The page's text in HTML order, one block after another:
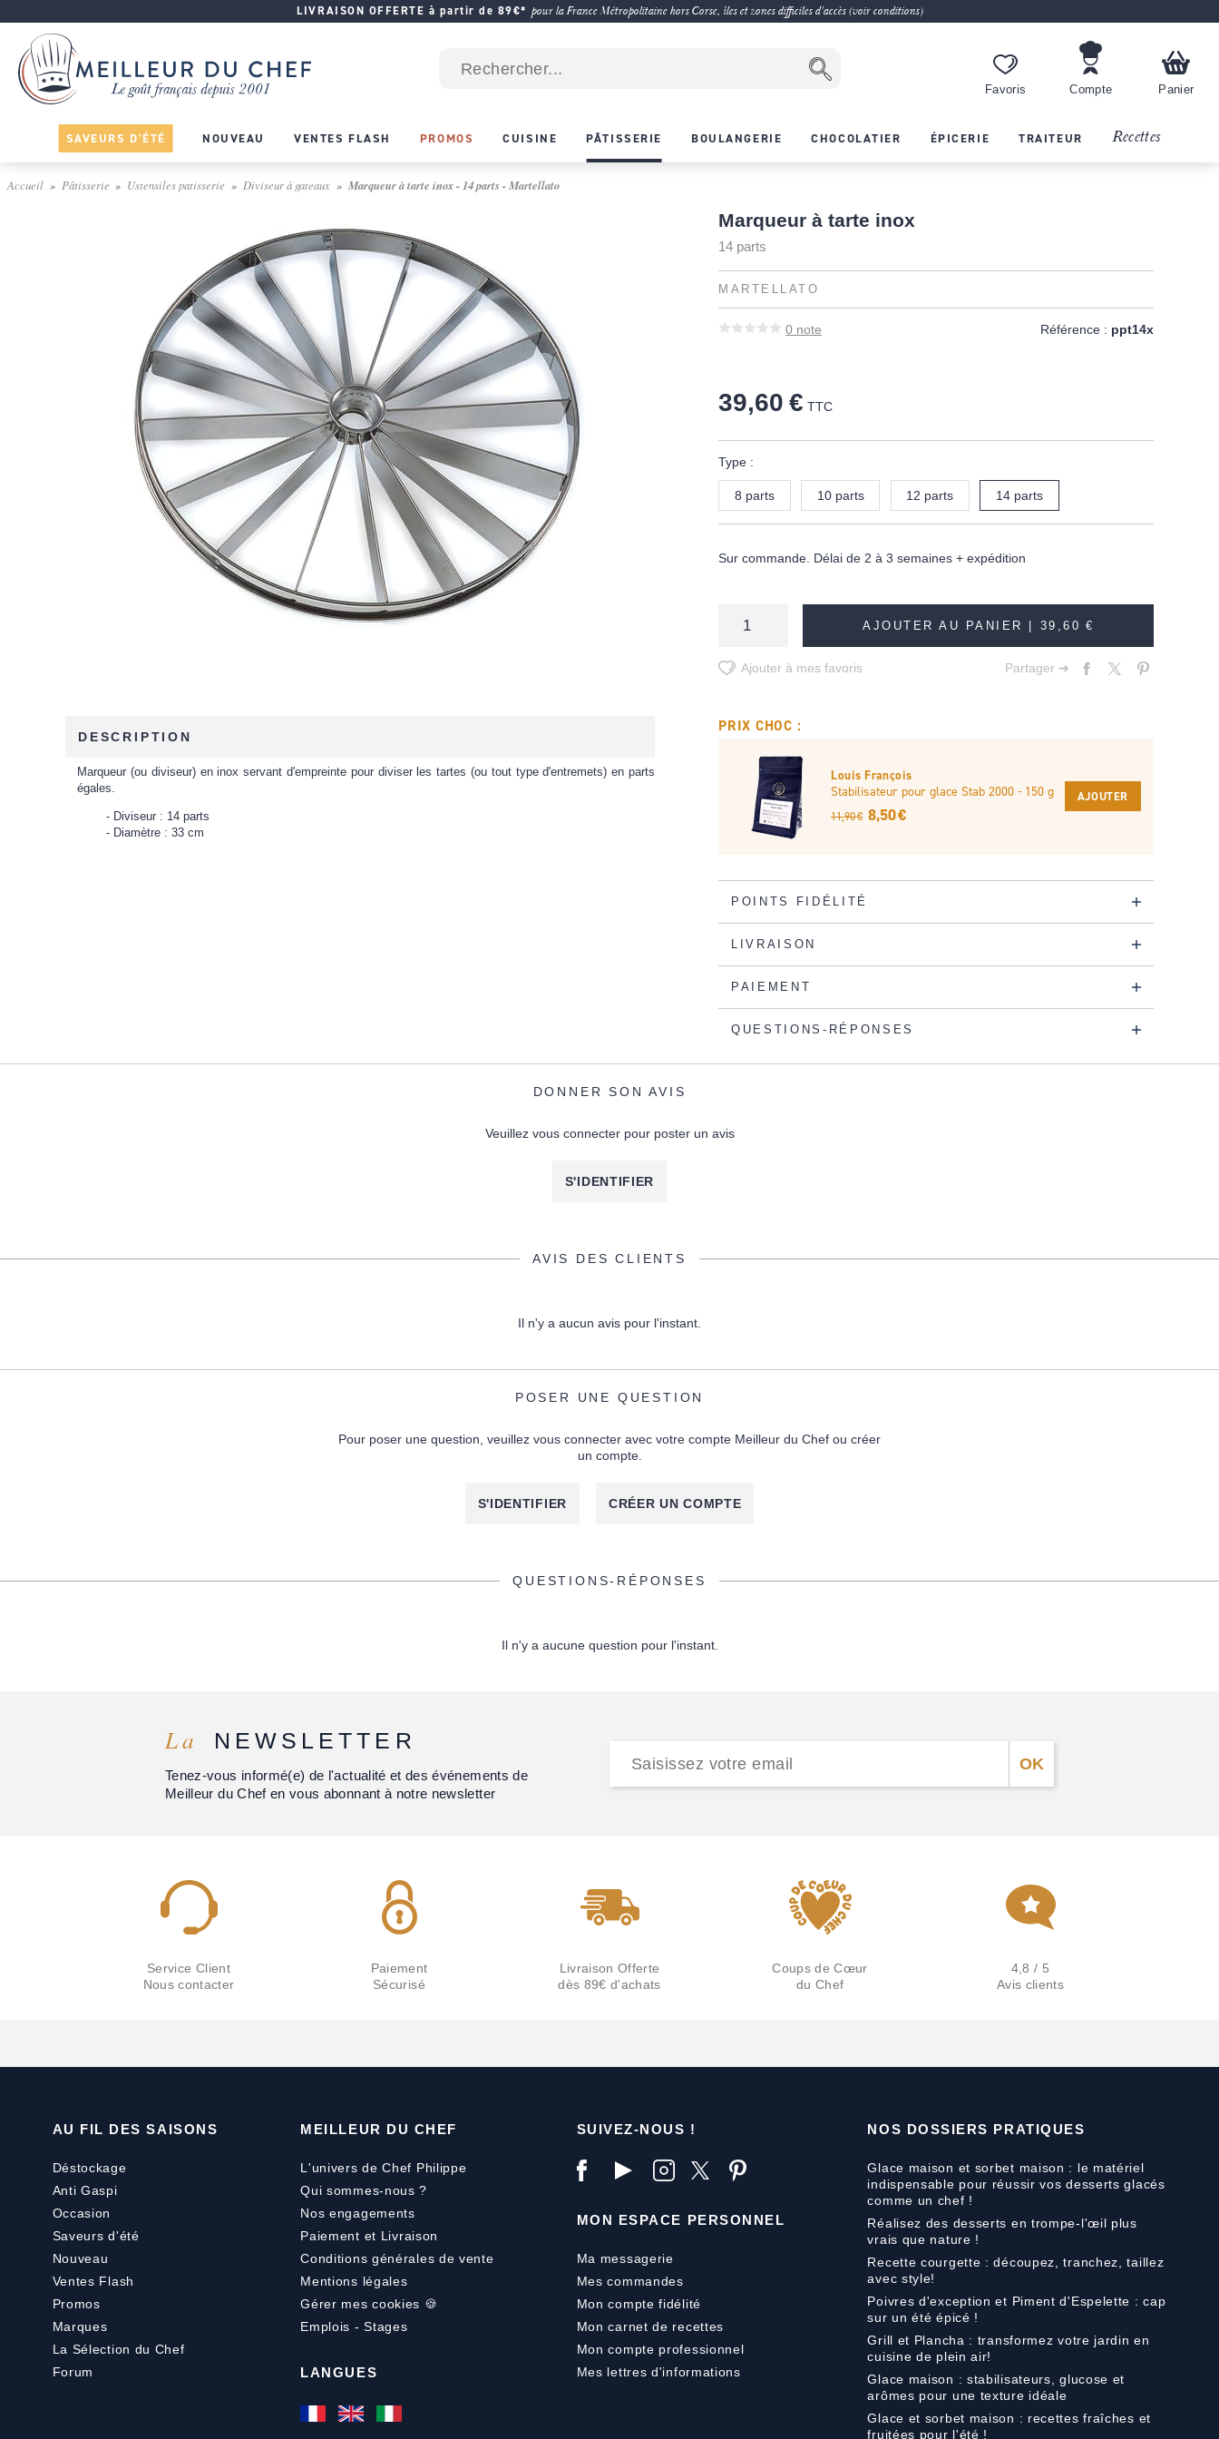
LIVRAISON OFFERTE à partir de 89€* pour la France Métropolitaine hors Corse, îles et zones difficiles d'accès (voir conditions)
Favoris Compte Panier
SAVEURS D'ÉTÉ NOUVEAU VENTES FLASH PROMOS CUISINE PÂTISSERIE BOULANGERIE CHOCOLATIER ÉPICERIE TRAITEUR Recettes
Accueil Pâtisserie Ustensiles patisserie Diviseur à gateaux Marqueur à tarte inox - 14 parts - Martellato
Marqueur à tarte inox
14 parts
MARTELLATO
0 note Référence : ppt14x
39,60 € TTC
Type :
8 parts 10 parts 12 parts 14 parts
Sur commande. Délai de 2 à 3 semaines + expédition
AJOUTER AU PANIER | 39,60 €
Ajouter à mes favoris Partager ➔
DESCRIPTION
Marqueur (ou diviseur) en inox servant d'empreinte pour diviser les tartes (ou tout type d'entremets) en parts
égales.
Diviseur : 14 parts
Diamètre : 33 cm
PRIX CHOC :
Louis François
Stabilisateur pour glace Stab 2000 - 150 g
11,90 € 8,50 €
AJOUTER
POINTS FIDÉLITÉ
LIVRAISON
PAIEMENT
QUESTIONS-RÉPONSES
DONNER SON AVIS
Veuillez vous connecter pour poster un avis
S'IDENTIFIER
AVIS DES CLIENTS
Il n'y a aucun avis pour l'instant.
POSER UNE QUESTION
Pour poser une question, veuillez vous connecter avec votre compte Meilleur du Chef ou créer
un compte.
S'IDENTIFIER CRÉER UN COMPTE
QUESTIONS-RÉPONSES
Il n'y a aucune question pour l'instant.
La NEWSLETTER
Tenez-vous informé(e) de l'actualité et des événements de
Meilleur du Chef en vous abonnant à notre newsletter
Service Client
Nous contacter
Paiement
Sécurisé
Livraison Offerte
dès 89€ d'achats
Coups de Cœur
du Chef
4,8 / 5
Avis clients
AU FIL DES SAISONS
Déstockage
Anti Gaspi
Occasion
Saveurs d'été
Nouveau
Ventes Flash
Promos
Marques
La Sélection du Chef
Forum
MEILLEUR DU CHEF
L'univers de Chef Philippe
Qui sommes-nous ?
Nos engagements
Paiement et Livraison
Conditions générales de vente
Mentions légales
Gérer mes cookies 🍪
Emplois - Stages
LANGUES
SUIVEZ-NOUS !
MON ESPACE PERSONNEL
Ma messagerie
Mes commandes
Mon compte fidélité
Mon carnet de recettes
Mon compte professionnel
Mes lettres d'informations
NOS DOSSIERS PRATIQUES
Glace maison et sorbet maison : le matériel
indispensable pour réussir vos desserts glacés
comme un chef !
Réalisez des desserts en trompe-l'œil plus
vrais que nature !
Recette courgette : découpez, tranchez, taillez
avec style!
Poivres d'exception et Piment d'Espelette : cap
sur un été épicé !
Grill et Plancha : transformez votre jardin en
cuisine de plein air!
Glace maison : stabilisateurs, glucose et
arômes pour une texture idéale
Glace et sorbet maison : recettes fraîches et
fruitées pour l'été !